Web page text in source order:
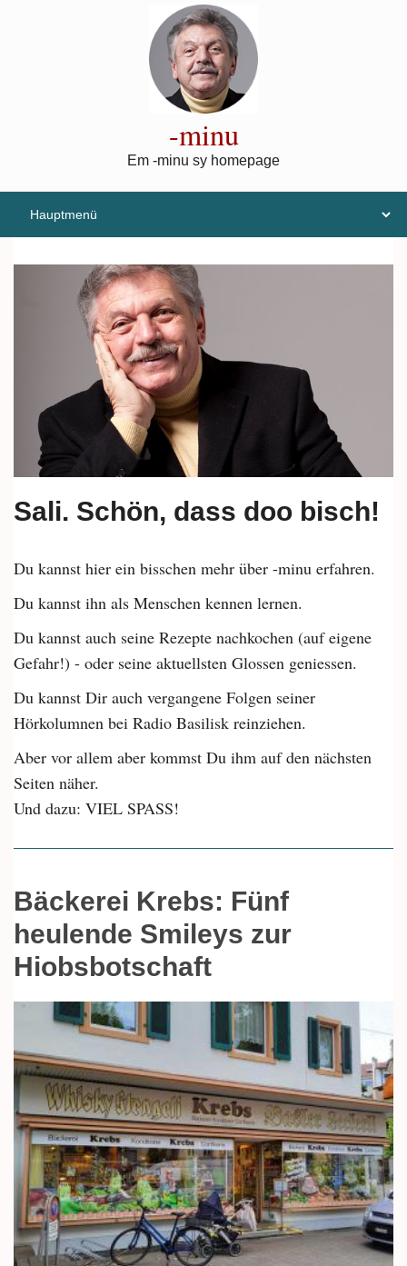
-minu
Em -minu sy homepage
Sali. Schön, dass doo bisch!
Du kannst hier ein bisschen mehr über -minu erfahren.
Du kannst ihn als Menschen kennen lernen.
Du kannst auch seine Rezepte nachkochen (auf eigene
Gefahr!) - oder seine aktuellsten Glossen geniessen.
Du kannst Dir auch vergangene Folgen seiner
Hörkolumnen bei Radio Basilisk reinziehen.
Aber vor allem aber kommst Du ihm auf den nächsten
Seiten näher.
Und dazu: VIEL SPASS!
Bäckerei Krebs: Fünf
heulende Smileys zur
Hiobsbotschaft